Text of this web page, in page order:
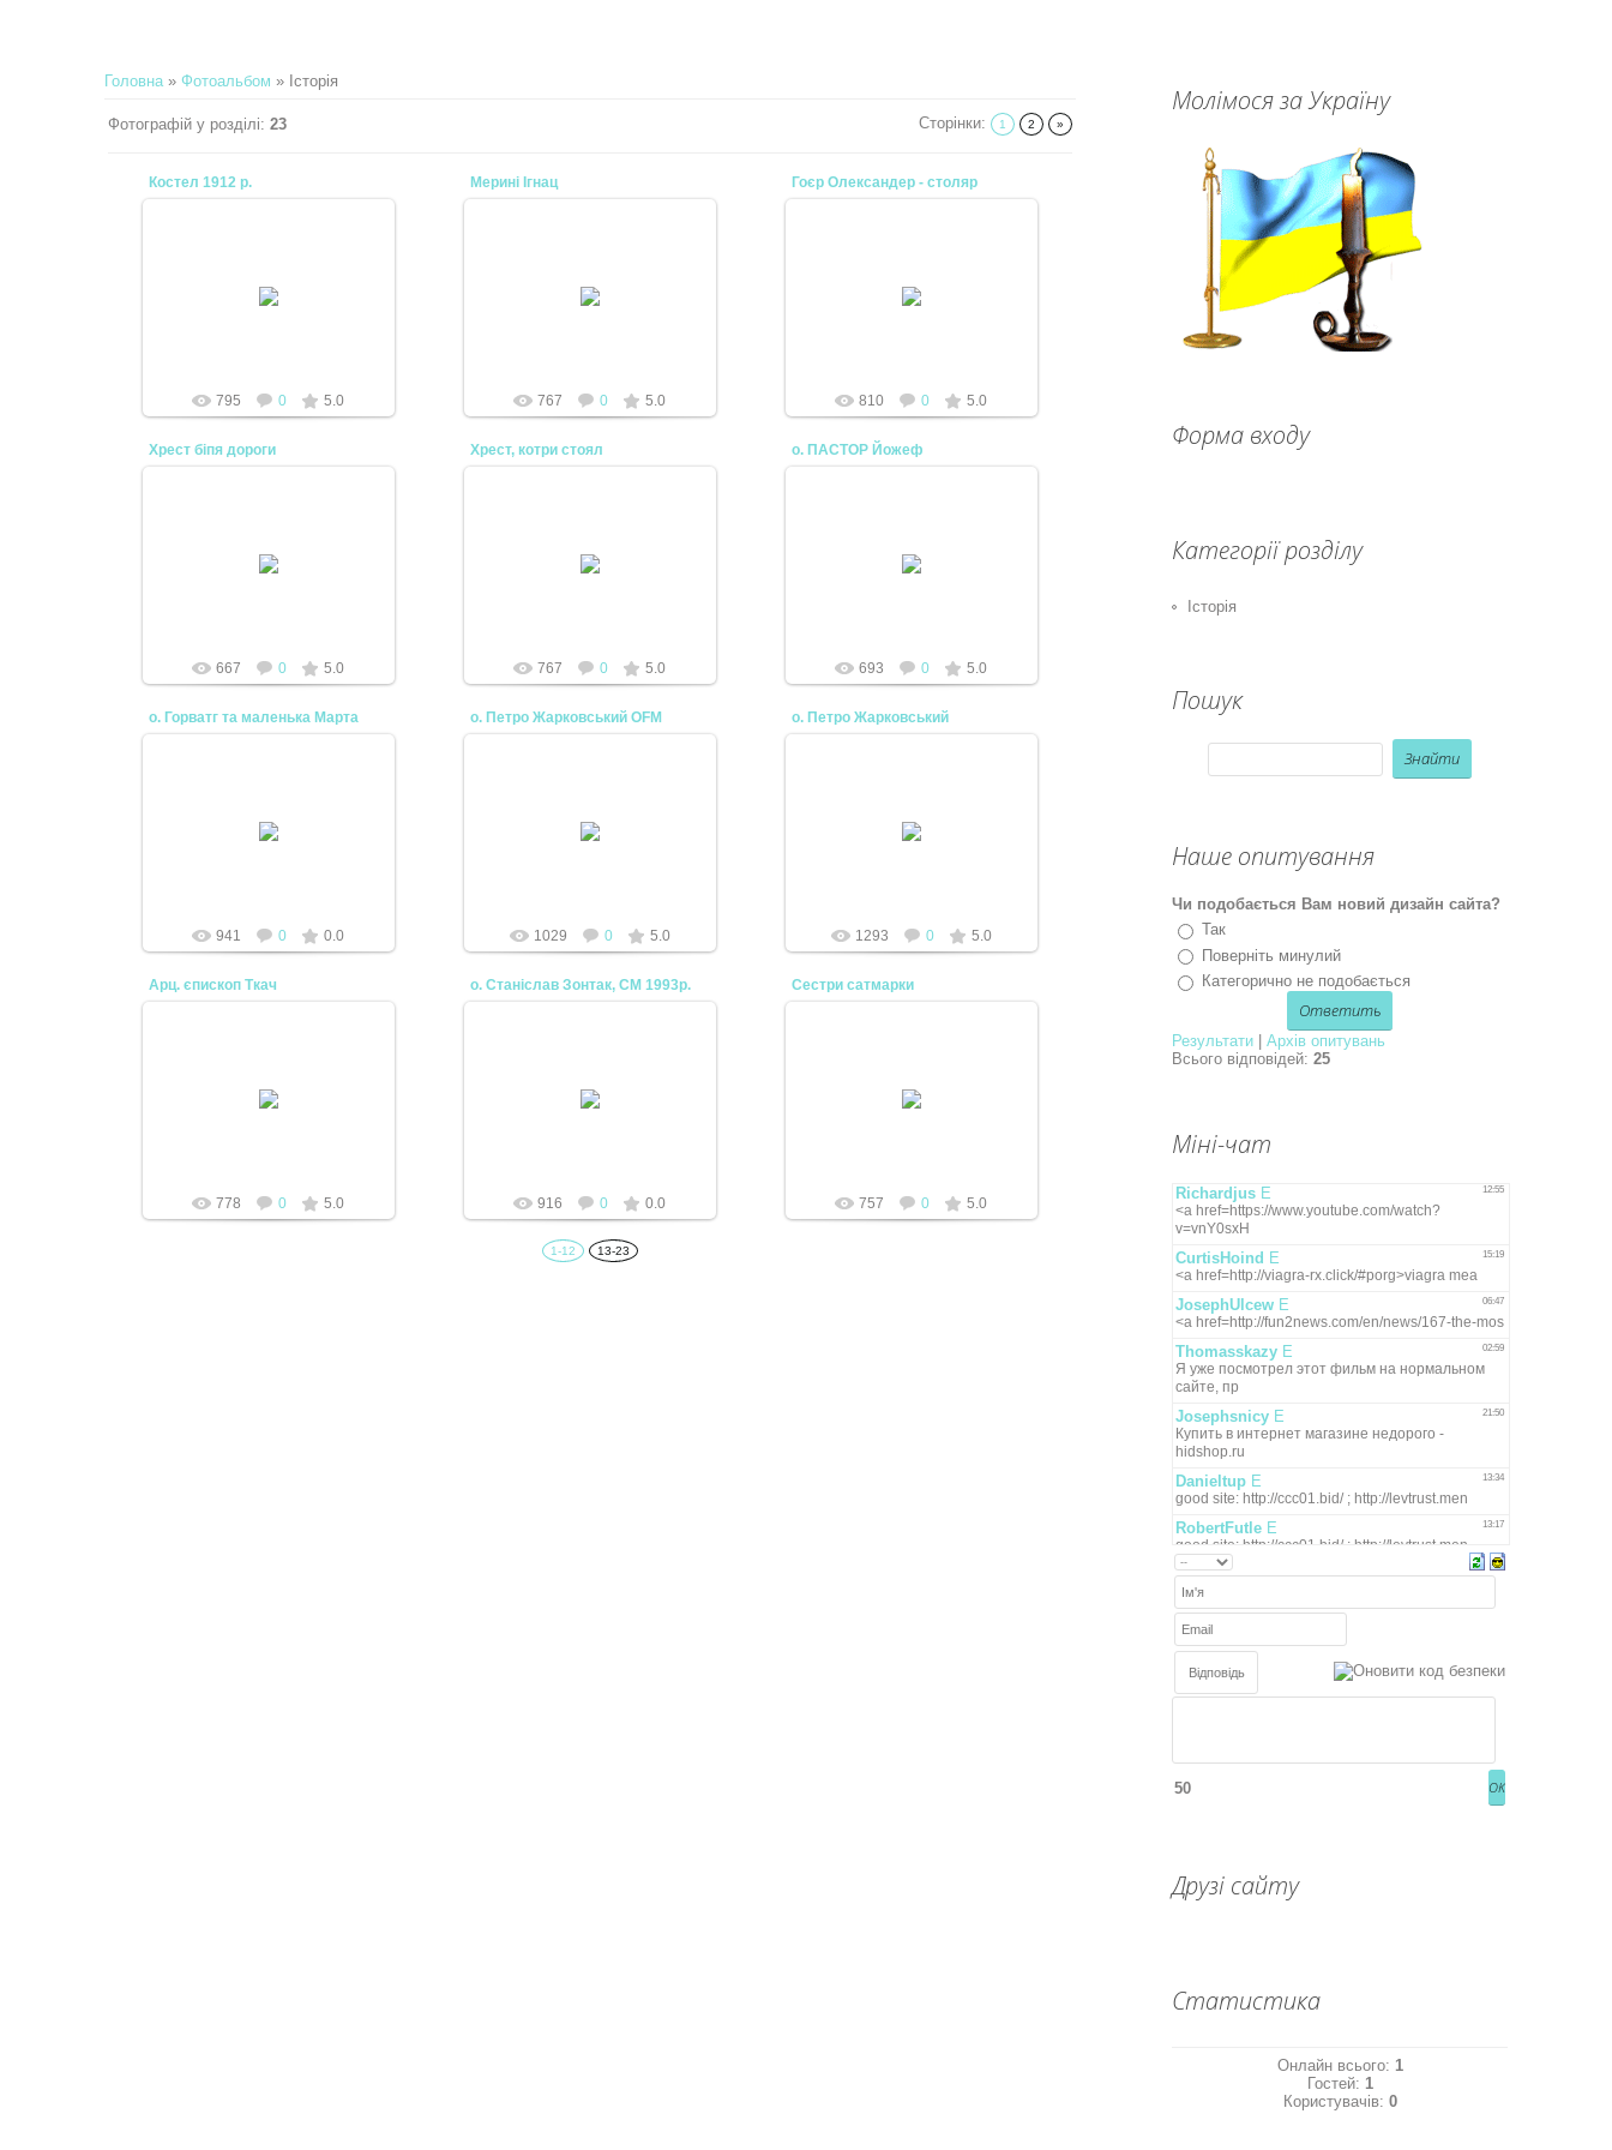
Головна » Фотоальбом » Історія
Фотографій у розділі: 23 Сторінки: 1 2 »
Костел 1912 р.
Фото від п. Івана Бачинського
795 0 5.0
Мерині Ігнац
Мерині Ігнац був 1 кантором
Римсько кат. храму у м. Перечин
767 0 5.0
Гоєр Олександер - столяр
810 0 5.0
Хрест біпя дороги
667 0 5.0
Хрест, котри стоял
Хрест, котри стоял у заградці
сімї Райц Василя.
767 0 5.0
о. ПАСТОР Йожеф
693 0 5.0
о. Горватг та маленька Марта
941 0 0.0
о. Петро Жарковський OFM
1029 0 5.0
о. Петро Жарковський
1293 0 5.0
Арц. єпископ Ткач
1990 році був у Перечині
Кошицький арцієпіскоп Алойз Ткач.
778 0 5.0
о. Станіслав Зонтак, СМ 1993р.
916 0 0.0
Сестри сатмарки
августа 1842 года Сату-Марским
епископом Яном Гамом, который
757 0 5.0
1-12 13-23
Молімося за Україну
Форма входу
Категорії розділу
Історія
Пошук
Наше опитування
Чи подобається Вам новий дизайн сайта?
Так
Поверніть минулий
Категорично не подобається
Результати | Архів опитувань
Всього відповідей: 25
Міні-чат
50
Друзі сайту
Статистика
Онлайн всього: 1
Гостей: 1
Користувачів: 0